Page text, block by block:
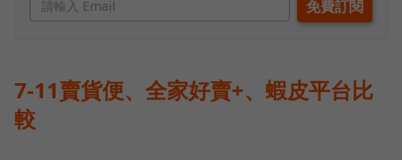
7-11賣貨便、全家好賣+、蝦皮平台比
較